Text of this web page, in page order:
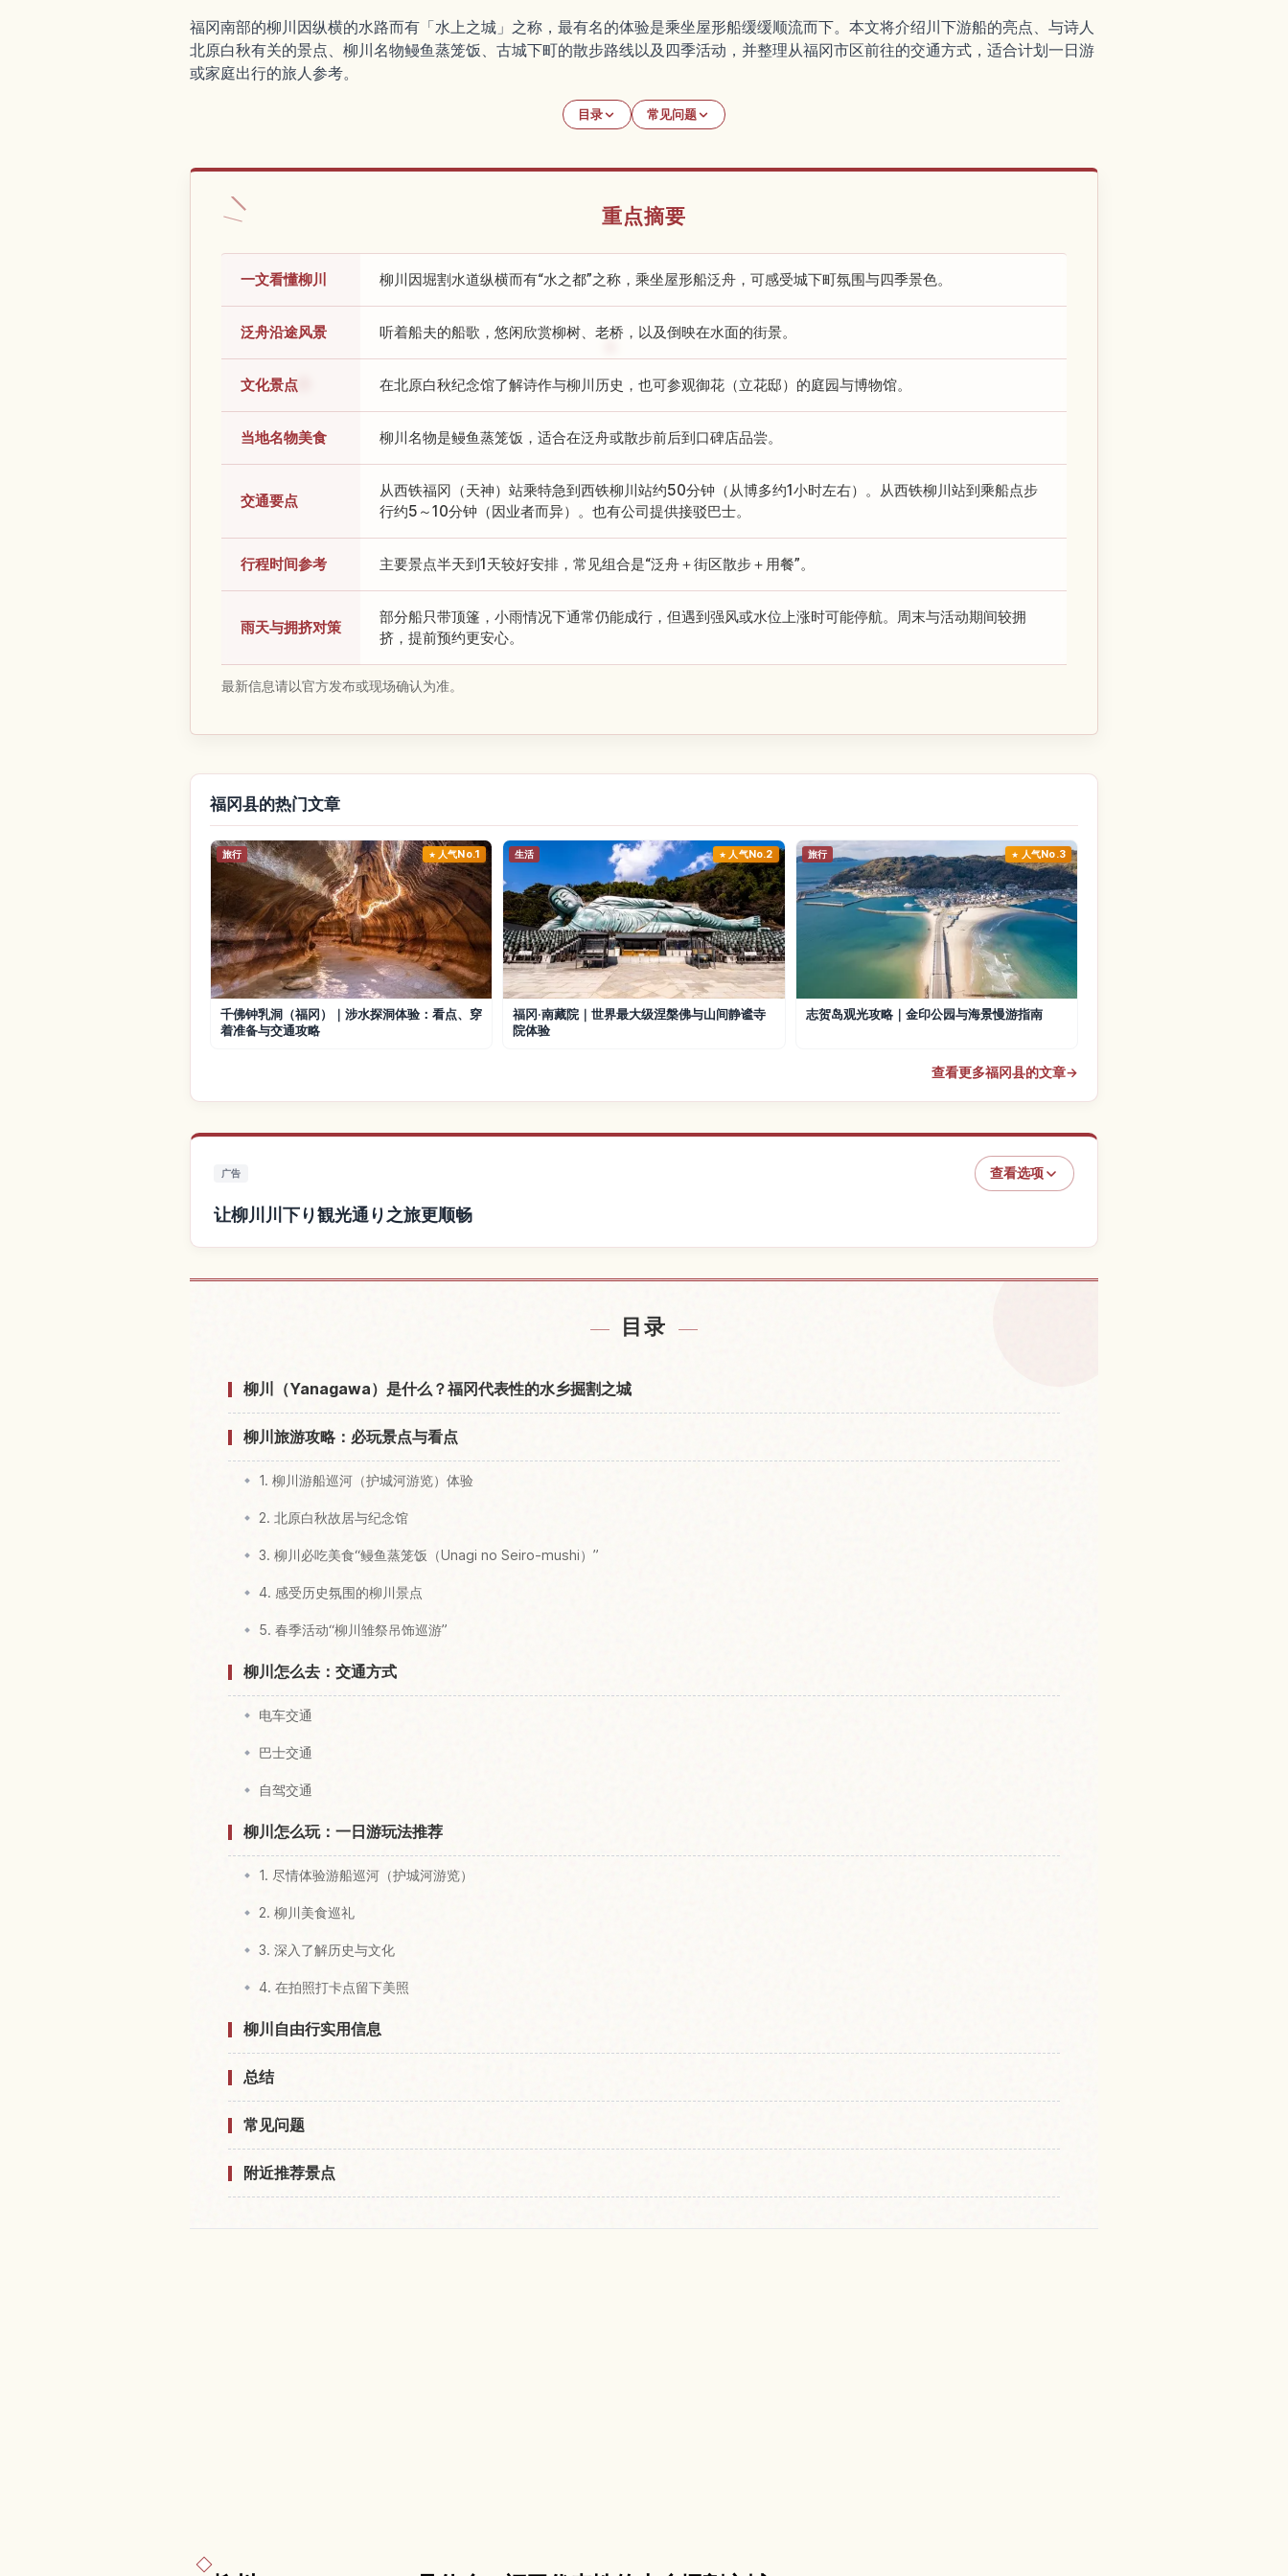
福冈南部的柳川因纵横的水路而有「水上之城」之称，最有名的体验是乘坐屋形船缓缓顺流而下。本文将介绍川下游船的亮点、与诗人
北原白秋有关的景点、柳川名物鳗鱼蒸笼饭、古城下町的散步路线以及四季活动，并整理从福冈市区前往的交通方式，适合计划一日游
或家庭出行的旅人参考。
目录 常见问题
重点摘要
一文看懂柳川 柳川因堀割水道纵横而有“水之都”之称，乘坐屋形船泛舟，可感受城下町氛围与四季景色。
泛舟沿途风景 听着船夫的船歌，悠闲欣赏柳树、老桥，以及倒映在水面的街景。
文化景点 在北原白秋纪念馆了解诗作与柳川历史，也可参观御花（立花邸）的庭园与博物馆。
当地名物美食 柳川名物是鳗鱼蒸笼饭，适合在泛舟或散步前后到口碑店品尝。
交通要点
从西铁福冈（天神）站乘特急到西铁柳川站约50分钟（从博多约1小时左右）。从西铁柳川站到乘船点步
行约5～10分钟（因业者而异）。也有公司提供接驳巴士。
行程时间参考 主要景点半天到1天较好安排，常见组合是“泛舟＋街区散步＋用餐”。
雨天与拥挤对策
部分船只带顶篷，小雨情况下通常仍能成行，但遇到强风或水位上涨时可能停航。周末与活动期间较拥
挤，提前预约更安心。
最新信息请以官方发布或现场确认为准。
福冈县的热门文章
旅行 人气No.1
千佛钟乳洞（福冈）｜涉水探洞体验：看点、穿
着准备与交通攻略
生活 人气No.2
福冈·南藏院｜世界最大级涅槃佛与山间静谧寺
院体验
旅行 人气No.3
志贺岛观光攻略｜金印公园与海景慢游指南
查看更多福冈县的文章→
广告 查看选项
让柳川川下り観光通り之旅更顺畅
目录
柳川（Yanagawa）是什么？福冈代表性的水乡掘割之城
柳川旅游攻略：必玩景点与看点
1. 柳川游船巡河（护城河游览）体验
2. 北原白秋故居与纪念馆
3. 柳川必吃美食“鳗鱼蒸笼饭（Unagi no Seiro-mushi）”
4. 感受历史氛围的柳川景点
5. 春季活动“柳川雏祭吊饰巡游”
柳川怎么去：交通方式
电车交通
巴士交通
自驾交通
柳川怎么玩：一日游玩法推荐
1. 尽情体验游船巡河（护城河游览）
2. 柳川美食巡礼
3. 深入了解历史与文化
4. 在拍照打卡点留下美照
柳川自由行实用信息
总结
常见问题
附近推荐景点